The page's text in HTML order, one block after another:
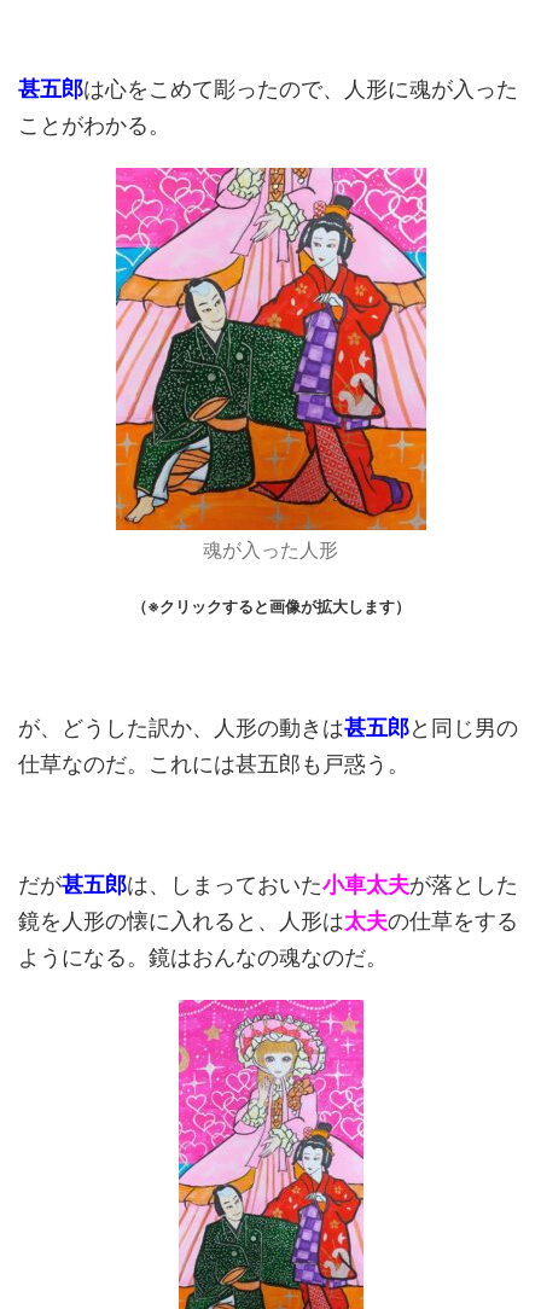
甚五郎は心をこめて彫ったので、人形に魂が入った
ことがわかる。
魂が入った人形
（※クリックすると画像が拡大します）
が、どうした訳か、人形の動きは甚五郎と同じ男の
仕草なのだ。これには甚五郎も戸惑う。
だが甚五郎は、しまっておいた小車太夫が落とした
鏡を人形の懐に入れると、人形は太夫の仕草をする
ようになる。鏡はおんなの魂なのだ。